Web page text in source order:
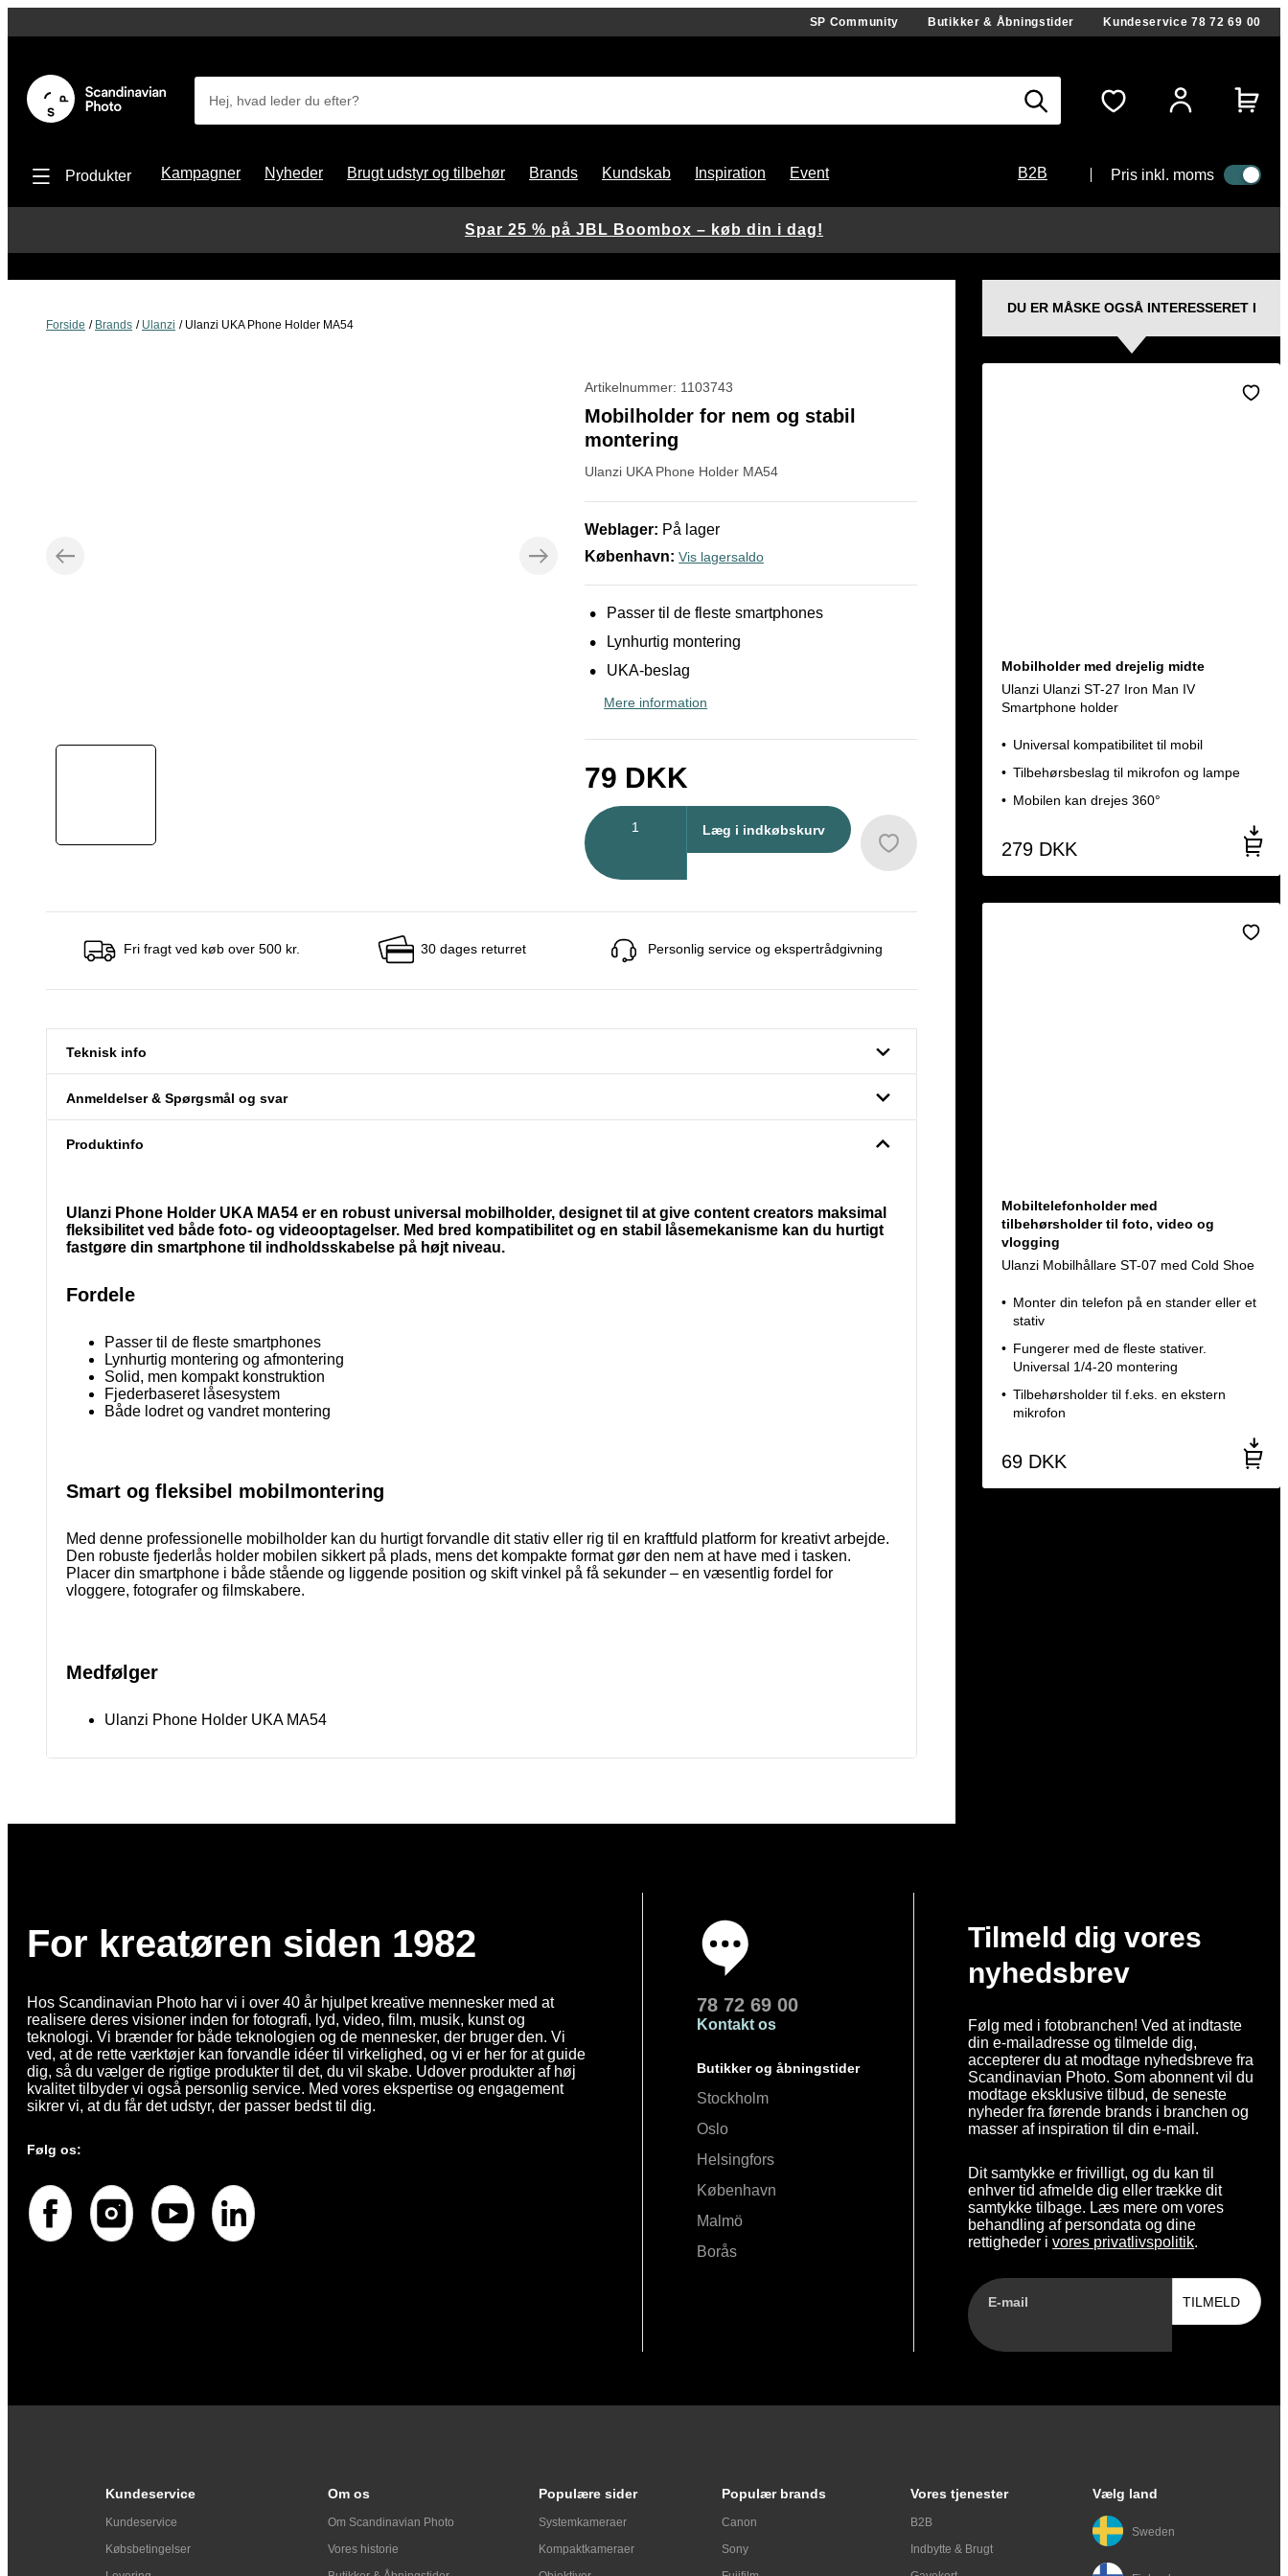
SP Community Butikker & Åbningstider Kundeservice 78 72 69 00
Hej, hvad leder du efter?
Produkter Kampagner Nyheder Brugt udstyr og tilbehør Brands Kundskab Inspiration Event B2B Pris inkl. moms
Forside Brands Ulanzi Ulanzi UKA Phone Holder MA54
Artikelnummer: 1103743
Ulanzi UKA Phone Holder MA54
Mobilholder for nem og stabil
montering
Weblager: På lager
København: Vis lagersaldo
Passer til de fleste smartphones
Lynhurtig montering
UKA-beslag
Mere information
79 DKK
Læg i indkøbskurv
Fri fragt ved køb over 500 kr. 30 dages returret Personlig service og ekspertrådgivning
Teknisk info
Anmeldelser & Spørgsmål og svar
Produktinfo
Ulanzi Phone Holder UKA MA54 er en robust universal mobilholder, designet til at give content creators maksimal
fleksibilitet ved både foto- og videooptagelser. Med bred kompatibilitet og en stabil låsemekanisme kan du hurtigt
fastgøre din smartphone til indholdsskabelse på højt niveau.
Fordele
Passer til de fleste smartphones
Lynhurtig montering og afmontering
Solid, men kompakt konstruktion
Fjederbaseret låsesystem
Både lodret og vandret montering
Smart og fleksibel mobilmontering
Med denne professionelle mobilholder kan du hurtigt forvandle dit stativ eller rig til en kraftfuld platform for kreativt arbejde.
Den robuste fjederlås holder mobilen sikkert på plads, mens det kompakte format gør den nem at have med i tasken.
Placer din smartphone i både stående og liggende position og skift vinkel på få sekunder – en væsentlig fordel for
vloggere, fotografer og filmskabere.
Medfølger
Ulanzi Phone Holder UKA MA54
DU ER MÅSKE OGSÅ INTERESSERET I
Mobilholder med drejelig midte
Ulanzi Ulanzi ST-27 Iron Man IV
Smartphone holder
Universal kompatibilitet til mobil
Tilbehørsbeslag til mikrofon og lampe
Mobilen kan drejes 360°
279 DKK
Mobiltelefonholder med
tilbehørsholder til foto, video og
vlogging
Ulanzi Mobilhållare ST-07 med Cold Shoe
Monter din telefon på en stander eller et
stativ
Fungerer med de fleste stativer.
Universal 1/4-20 montering
Tilbehørsholder til f.eks. en ekstern
mikrofon
69 DKK
For kreatøren siden 1982
Hos Scandinavian Photo har vi i over 40 år hjulpet kreative mennesker med at
realisere deres visioner inden for fotografi, lyd, video, film, musik, kunst og
teknologi. Vi brænder for både teknologien og de mennesker, der bruger den. Vi
ved, at de rette værktøjer kan forvandle idéer til virkelighed, og vi er her for at guide
dig, så du vælger de rigtige produkter til det, du vil skabe. Udover produkter af høj
kvalitet tilbyder vi også personlig service. Med vores ekspertise og engagement
sikrer vi, at du får det udstyr, der passer bedst til dig.
Følg os:
78 72 69 00
Kontakt os
Butikker og åbningstider
Stockholm
Oslo
Helsingfors
København
Malmö
Borås
Tilmeld dig vores
nyhedsbrev
Følg med i fotobranchen! Ved at indtaste
din e-mailadresse og tilmelde dig,
accepterer du at modtage nyhedsbreve fra
Scandinavian Photo. Som abonnent vil du
modtage eksklusive tilbud, de seneste
nyheder fra førende brands i branchen og
masser af inspiration til din e-mail.
Dit samtykke er frivilligt, og du kan til
enhver tid afmelde dig eller trække dit
samtykke tilbage. Læs mere om vores
behandling af persondata og dine
rettigheder ivores privatlivspolitik.
E-mail TILMELD
Kundeservice
Kundeservice
Købsbetingelser
Om os
Om Scandinavian Photo
Vores historie
Populære sider
Systemkameraer
Kompaktkameraer
Populær brands
Canon
Sony
Vores tjenester
B2B
Indbytte & Brugt
Vælg land
Sweden
Spar 25 % på JBL Boombox – køb din i dag!